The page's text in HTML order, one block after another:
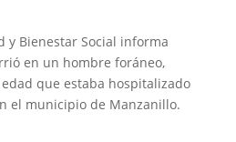
y Bienestar Social informa
en un hombre foráneo,
que estaba hospitalizado
el municipio de Manzanillo.